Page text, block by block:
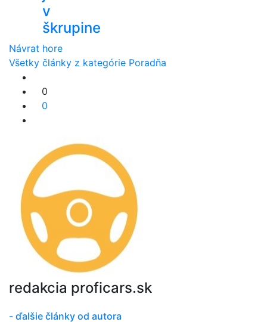
v
škrupine
Návrat hore
Všetky články z kategórie Poradňa
0
0
redakcia proficars.sk
- ďalšie články od autora